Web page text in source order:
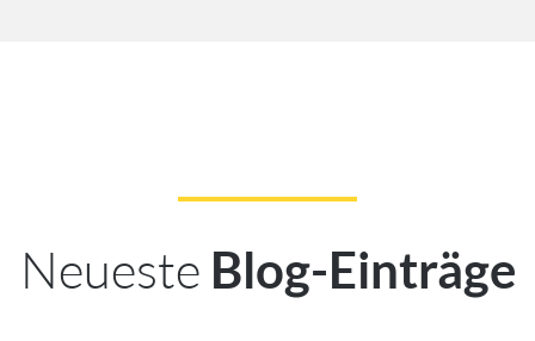
Neueste Blog-Einträge